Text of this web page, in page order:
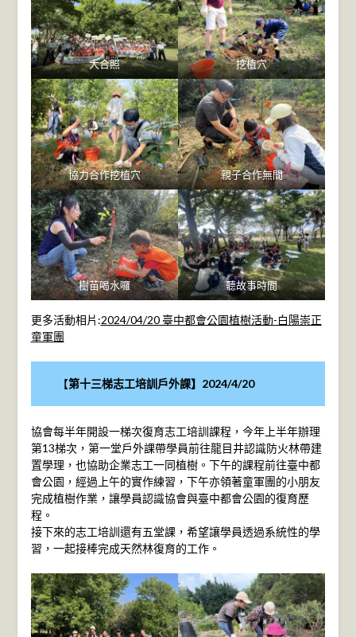
大合照 挖植穴
協力合作挖植穴 親子合作無間
樹苗喝水囉 聽故事時間
更多活動相片:2024/04/20 臺中都會公園植樹活動-白陽崇正
童軍團
【第十三梯志工培訓戶外課】2024/4/20
協會每半年開設一梯次復育志工培訓課程，今年上半年辦理
第13梯次，第一堂戶外課帶學員前往龍目井認識防火林帶建
置學理，也協助企業志工一同植樹。下午的課程前往臺中都
會公園，經過上午的實作練習，下午亦領著童軍團的小朋友
完成植樹作業，讓學員認識協會與臺中都會公園的復育歷
程。
接下來的志工培訓還有五堂課，希望讓學員透過系統性的學
習，一起接棒完成天然林復育的工作。